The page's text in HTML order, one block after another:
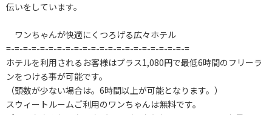
伝いをしています。
ワンちゃんが快適にくつろげる広々ホテル
=-=-=-=-=-=-=-=-=-=-=-=-=-=-=-=-=-=-=-=-=-=
ホテルを利用されるお客様はプラス1,080円で最低6時間のフリーラ
ンをつける事が可能です。
（頭数が少ない場合は。6時間以上が可能となります。）
スウィートルームご利用のワンちゃんは無料です。